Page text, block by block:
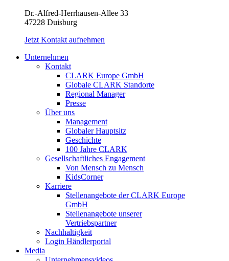
Dr.-Alfred-Herrhausen-Allee 33
47228 Duisburg
Jetzt Kontakt aufnehmen
Unternehmen
Kontakt
CLARK Europe GmbH
Globale CLARK Standorte
Regional Manager
Presse
Über uns
Management
Globaler Hauptsitz
Geschichte
100 Jahre CLARK
Gesellschaftliches Engagement
Von Mensch zu Mensch
KidsCorner
Karriere
Stellenangebote der CLARK Europe
GmbH
Stellenangebote unserer
Vertriebspartner
Nachhaltigkeit
Login Händlerportal
Media